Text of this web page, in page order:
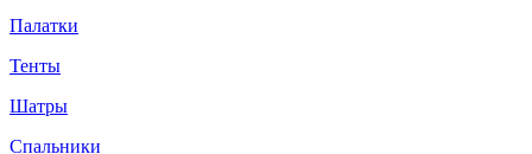
Палатки
Тенты
Шатры
Спальники